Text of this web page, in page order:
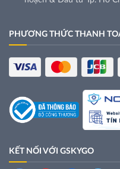
PHƯƠNG THỨC THANH
KẾT NỐI VỚI GSKYGO